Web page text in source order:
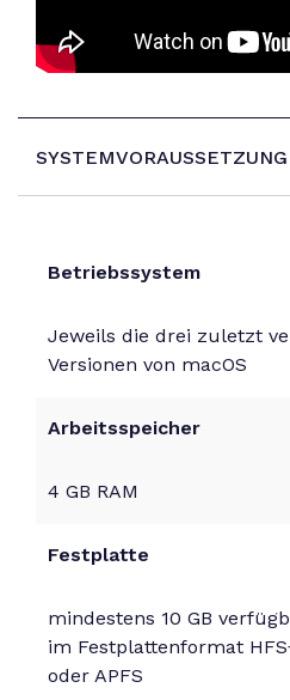
Betriebssystem
Jeweils die drei zuletzt
Versionen von macOS
Arbeitsspeicher
4 GB RAM
Festplatte
mindestens 10 GB
im Festplattenformat
oder APFS